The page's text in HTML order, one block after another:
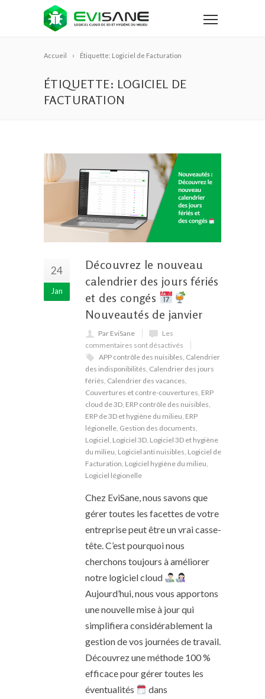
Accueil Étiquette: Logiciel de Facturation
ÉTIQUETTE: LOGICIEL DE
FACTURATION
24
Jan
Découvrez le nouveau
calendrier des jours fériés
et des congés
Nouveautés de janvier
Par EviSane
Les
commentaires sont désactivés
APP contrôle des nuisibles, Calendrier
des indisponibilités, Calendrier des jours
fériés, Calendrier des vacances,
Couvertures et contre-couvertures, ERP
cloud de 3D, ERP contrôle des nuisibles,
ERP de 3D et hygiène du milieu, ERP
légionelle, Gestion des documents,
Logiciel, Logiciel 3D, Logiciel 3D et hygiène
du milieu, Logiciel anti nuisibles, Logiciel de
Facturation, Logiciel hygiène du milieu,
Logiciel légionelle
Chez EviSane, nous savons que
gérer toutes les facettes de votre
entreprise peut être un vrai casse-
tête. C’est pourquoi nous
cherchons toujours à améliorer
notre logiciel cloud
Aujourd’hui, nous vous apportons
une nouvelle mise à jour qui
simplifiera considérablement la
gestion de vos journées de travail.
Découvrez une méthode 100 %
efficace pour gérer toutes les
éventualités
dans